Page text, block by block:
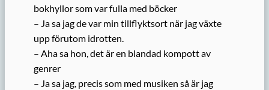
bokhyllor som var fulla med böcker
– Ja sa jag de var min tillflyktsort när jag växte
upp förutom idrotten.
– Aha sa hon, det är en blandad kompott av
genrer
– Ja sa jag, precis som med musiken så är jag